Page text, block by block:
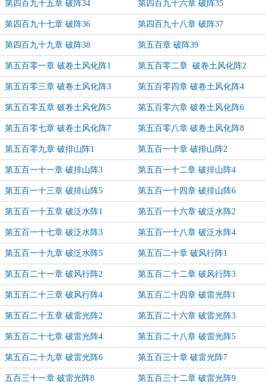
第四百九十五章 破阵34 第四百九十六章 破阵35
第四百九十七章 破阵36 第四百九十八章 破阵37
第四百九十九章 破阵38 第五百章 破阵39
第五百零一章 破卷土风化阵1 第五百零二章 破卷土风化阵2
第五百零三章 破卷土风化阵3 第五百零四章 破卷土风化阵4
第五百零五章 破卷土风化阵5 第五百零六章 破卷土风化阵6
第五百零七章 破卷土风化阵7 第五百零八章 破卷土风化阵8
第五百零九章 破排山阵1 第五百一十章 破排山阵2
第五百一十一章 破排山阵3 第五百一十二章 破排山阵4
第五百一十三章 破排山阵5 第五百一十四章 破排山阵6
第五百一十五章 破泛水阵1 第五百一十六章 破泛水阵2
第五百一十七章 破泛水阵3 第五百一十八章 破泛水阵4
第五百一十九章 破泛水阵5 第五百二十章 破风行阵1
第五百二十一章 破风行阵2 第五百二十二章 破风行阵3
第五百二十三章 破风行阵4 第五百二十四章 破雷光阵1
第五百二十五章 破雷光阵2 第五百二十六章 破雷光阵3
第五百二十七章 破雷光阵4 第五百二十八章 破雷光阵5
第五百二十九章 破雷光阵6 第五百三十章 破雷光阵7
五百三十一章 破雷光阵8 第五百三十二章 破雷光阵9